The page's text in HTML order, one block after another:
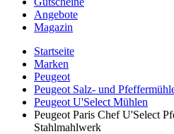
Angebote
Magazin
Startseite
Marken
Peugeot
Peugeot Salz- und
Peugeot U'Select Mühlen
Peugeot Paris Chef U'Select
Stahlmahlwerk